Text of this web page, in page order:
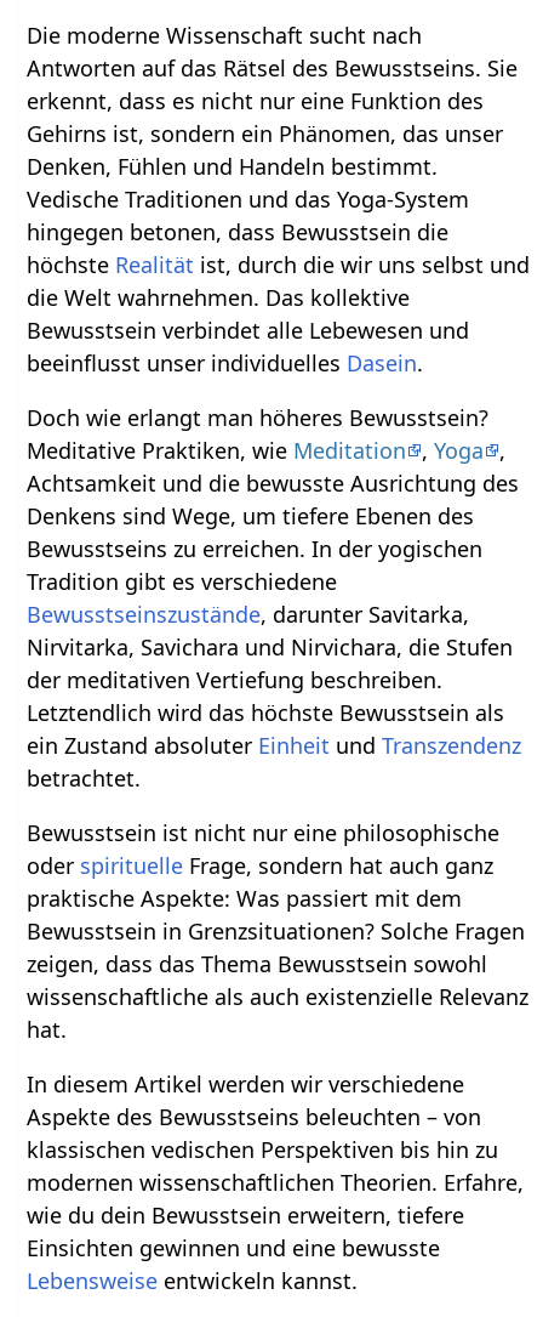
Die moderne Wissenschaft sucht nach
Antworten auf das Rätsel des Bewusstseins. Sie
erkennt, dass es nicht nur eine Funktion des
Gehirns ist, sondern ein Phänomen, das unser
Denken, Fühlen und Handeln bestimmt.
Vedische Traditionen und das Yoga-System
hingegen betonen, dass Bewusstsein die
höchste Realität ist, durch die wir uns selbst und
die Welt wahrnehmen. Das kollektive
Bewusstsein verbindet alle Lebewesen und
beeinflusst unser individuelles Dasein.
Doch wie erlangt man höheres Bewusstsein?
Meditative Praktiken, wie Meditation ,Yoga
,
Achtsamkeit und die bewusste Ausrichtung des
Denkens sind Wege, um tiefere Ebenen des
Bewusstseins zu erreichen. In der yogischen
Tradition gibt es verschiedene
Bewusstseinszustände, darunter Savitarka,
Nirvitarka, Savichara und Nirvichara, die Stufen
der meditativen Vertiefung beschreiben.
Letztendlich wird das höchste Bewusstsein als
ein Zustand absoluter Einheit undTranszendenz
betrachtet.
Bewusstsein ist nicht nur eine philosophische
oder spirituelle Frage, sondern hat auch ganz
praktische Aspekte: Was passiert mit dem
Bewusstsein in Grenzsituationen? Solche Fragen
zeigen, dass das Thema Bewusstsein sowohl
wissenschaftliche als auch existenzielle Relevanz
hat.
In diesem Artikel werden wir verschiedene
Aspekte des Bewusstseins beleuchten – von
klassischen vedischen Perspektiven bis hin zu
modernen wissenschaftlichen Theorien. Erfahre,
wie du dein Bewusstsein erweitern, tiefere
Einsichten gewinnen und eine bewusste
Lebensweise entwickeln kannst.